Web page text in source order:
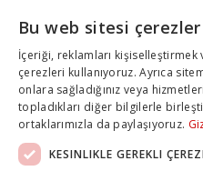
Bu web sitesi
İçeriği, reklamları
çerezleri kullanıyoruz. Ayrıca
onlara sağladığınız veya
topladıkları diğer bilgilerle
ortaklarımızla da paylaşıyoruz.
KESINLIKLE GEREKLI